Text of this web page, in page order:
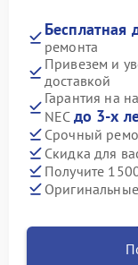
Бесплатная
ремонта
Привезем и
доставкой
Гарантия на
NEC до 3-х
Срочный
Скидка для
Получите